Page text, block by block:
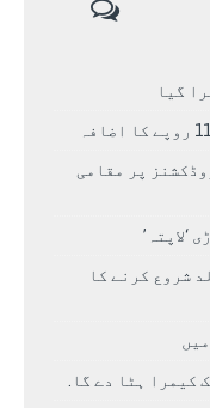
گیا
پر مقامی
‘لاپتہ’
شروع کرنے کا